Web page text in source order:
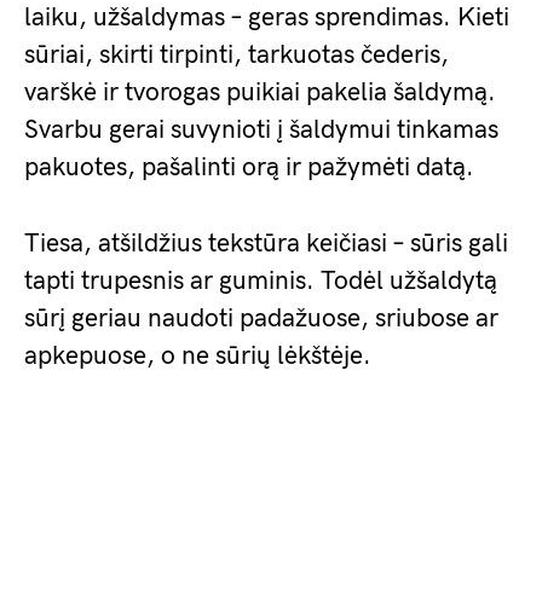
laiku, užšaldymas – geras sprendimas. Kieti
sūriai, skirti tirpinti, tarkuotas čederis,
varškė ir tvorogas puikiai pakelia šaldymą.
Svarbu gerai suvynioti į šaldymui tinkamas
pakuotes, pašalinti orą ir pažymėti datą.
Tiesa, atšildžius tekstūra keičiasi – sūris gali
tapti trupesnis ar guminis. Todėl užšaldytą
sūrį geriau naudoti padažuose, sriubose ar
apkepuose, o ne sūrių lėkštėje.